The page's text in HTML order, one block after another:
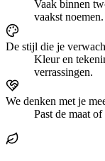
Vaak binnen
vaakst noemen.
De stijl die je
Kleur en
verrassingen.
We denken met je
Past de maat